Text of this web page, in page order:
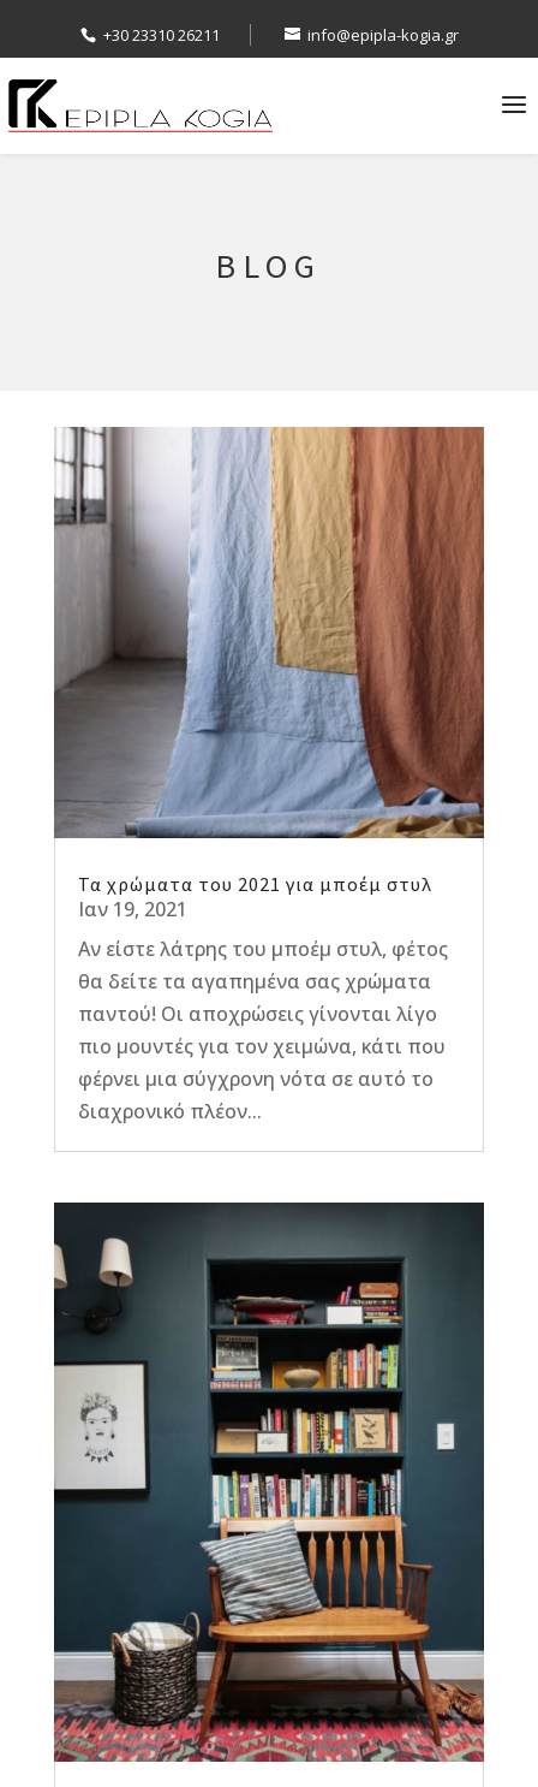
+30 23310 26211 info@epipla-kogia.gr
BLOG
Τα χρώματα του 2021 για μποέμ στυλ
Ιαν 19, 2021
Αν είστε λάτρης του μποέμ στυλ, φέτος
θα δείτε τα αγαπημένα σας χρώματα
παντού! Οι αποχρώσεις γίνονται λίγο
πιο μουντές για τον χειμώνα, κάτι που
φέρνει μια σύγχρονη νότα σε αυτό το
διαχρονικό πλέον...